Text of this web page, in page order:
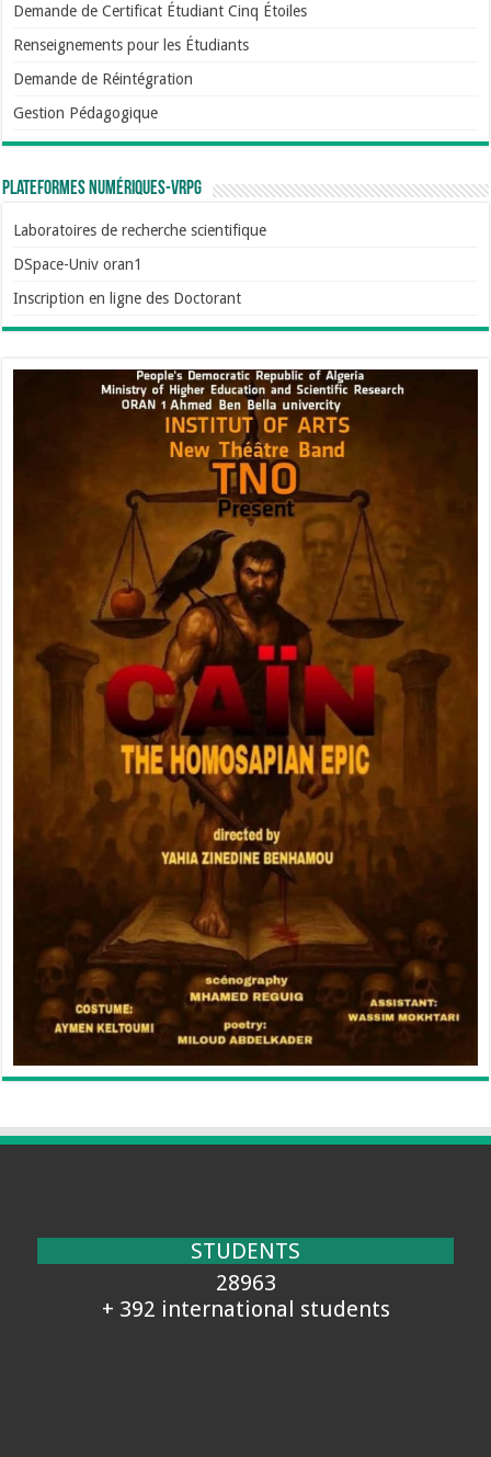
Demande de Certificat Étudiant Cinq Étoiles
Renseignements pour les Étudiants
Demande de Réintégration
Gestion Pédagogique
Plateformes numériques-VRPG
Laboratoires de recherche scientifique
DSpace-Univ oran1
Inscription en ligne des Doctorant
STUDENTS
28963
+ 392 international students